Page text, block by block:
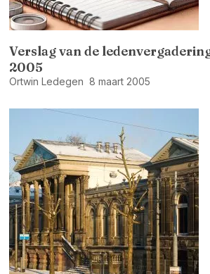
Verslag van de
2005
Ortwin Ledegen 8 maart 2005